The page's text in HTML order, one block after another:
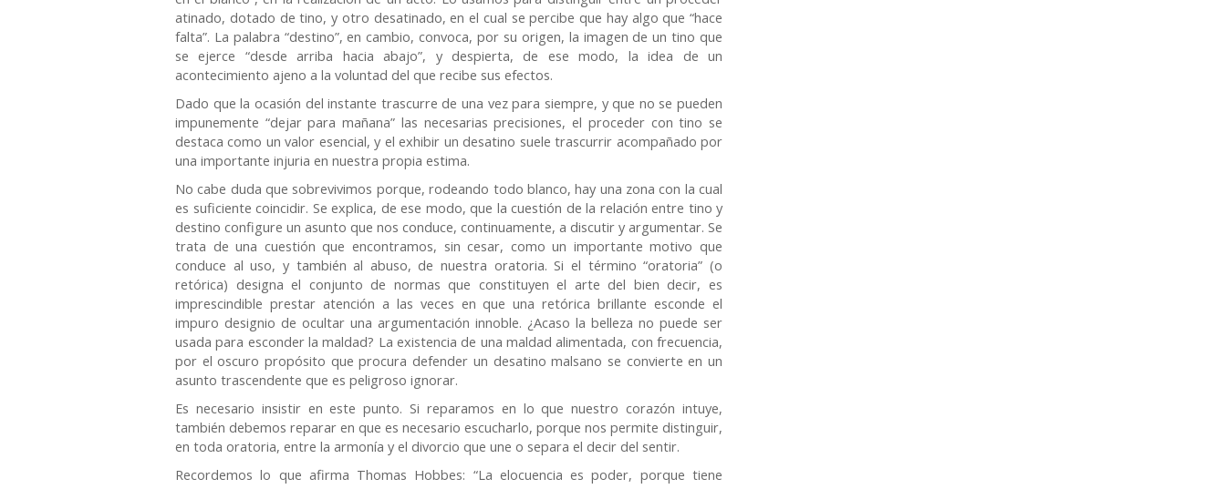
atinado, dotado de tino, y otro desatinado, en el cual se percibe que hay algo que “hace
falta”. La palabra “destino”, en cambio, convoca, por su origen, la imagen de un tino que
se ejerce “desde arriba hacia abajo”, y despierta, de ese modo, la idea de un
acontecimiento ajeno a la voluntad del que recibe sus efectos.
Dado que la ocasión del instante trascurre de una vez para siempre, y que no se pueden
impunemente “dejar para mañana” las necesarias precisiones, el proceder con tino se
destaca como un valor esencial, y el exhibir un desatino suele trascurrir acompañado por
una importante injuria en nuestra propia estima.
No cabe duda que sobrevivimos porque, rodeando todo blanco, hay una zona con la cual
es suficiente coincidir. Se explica, de ese modo, que la cuestión de la relación entre tino y
destino configure un asunto que nos conduce, continuamente, a discutir y argumentar. Se
trata de una cuestión que encontramos, sin cesar, como un importante motivo que
conduce al uso, y también al abuso, de nuestra oratoria. Si el término “oratoria” (o
retórica) designa el conjunto de normas que constituyen el arte del bien decir, es
imprescindible prestar atención a las veces en que una retórica brillante esconde el
impuro designio de ocultar una argumentación innoble. ¿Acaso la belleza no puede ser
usada para esconder la maldad? La existencia de una maldad alimentada, con frecuencia,
por el oscuro propósito que procura defender un desatino malsano se convierte en un
asunto trascendente que es peligroso ignorar.
Es necesario insistir en este punto. Si reparamos en lo que nuestro corazón intuye,
también debemos reparar en que es necesario escucharlo, porque nos permite distinguir,
en toda oratoria, entre la armonía y el divorcio que une o separa el decir del sentir.
Recordemos lo que afirma Thomas Hobbes: “La elocuencia es poder, porque tiene